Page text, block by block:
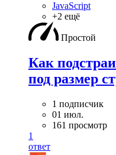
JavaScript
+2 ещё
Простой
Как
под размер
1 подписчик
01 июл.
161 просмотр
1
ответ